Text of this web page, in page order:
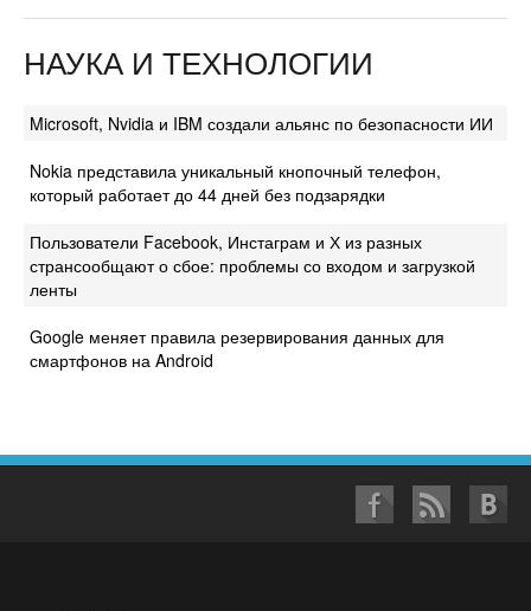
НАУКА И ТЕХНОЛОГИИ
Microsoft, Nvidia и IBM создали альянс по безопасности ИИ
Nokia представила уникальный кнопочный телефон,
который работает до 44 дней без подзарядки
Пользователи Facebook, Инстаграм и Х из разных
странсообщают о сбое: проблемы со входом и загрузкой
ленты
Google меняет правила резервирования данных для
смартфонов на Android